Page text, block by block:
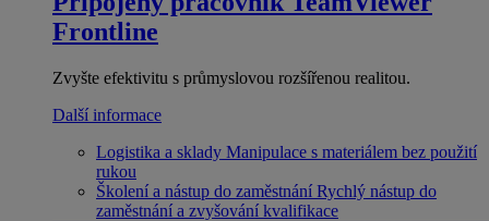
Frontline
Zvyšte efektivitu s průmyslovou rozšířenou realitou.
Další informace
Logistika a sklady Manipulace s materiálem bez použití
rukou
Školení a nástup do zaměstnání Rychlý nástup do
zaměstnání a zvyšování kvalifikace